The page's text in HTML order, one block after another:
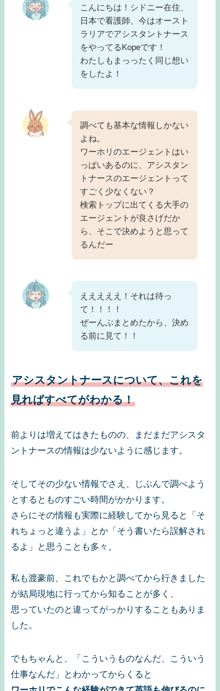
こんにちは！シドニー在住、
日本で看護師、今はオースト
ラリアでアシスタントナース
をやってるKopeです！
わたしもまっったく同じ想い
をしたよ！
調べても基本な情報しかない
よね。
ワーホリのエージェントはい
っぱいあるのに、アシスタン
トナースのエージェントって
すごく少なくない？
検索トップに出てくる大手の
エージェントが良さげだか
ら、そこで決めようと思って
るんだー
えええええ！それは待っ
て！！！！
ぜーんぶまとめたから、決め
る前に見て！！
アシスタントナースについて、これを
見ればすべてがわかる！
前よりは増えてはきたものの、まだまだアシスタ
ントナースの情報は少ないように感じます。
そしてその少ない情報でさえ、じぶんで調べよう
とするとものすごい時間がかかります。
さらにその情報も実際に経験してから見ると「そ
れちょっと違うよ」とか「そう書いたら誤解され
るよ」と思うことも多々。
私も渡豪前、これでもかと調べてから行きました
が結局現地に行ってから知ることが多く、
思っていたのと違ってがっかりすることもありま
した。
でもちゃんと、「こういうものなんだ、こういう
仕事なんだ」とわかってからくると